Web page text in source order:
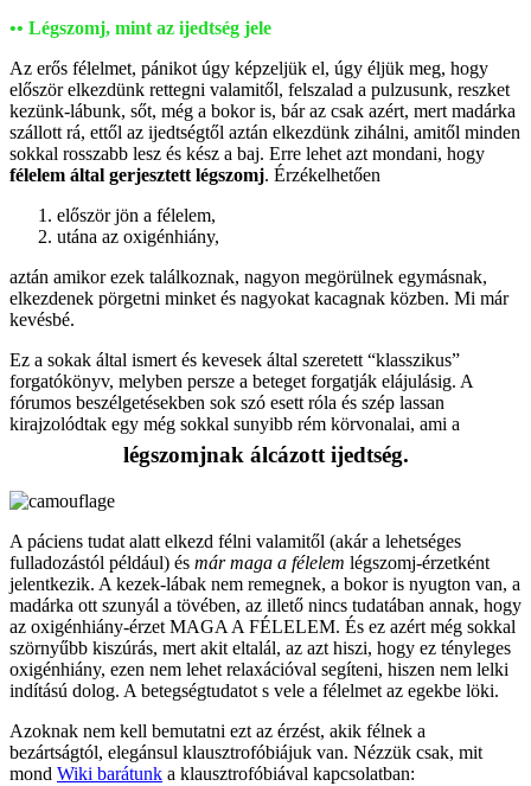
•• Légszomj, mint az ijedtség jele
Az erős félelmet, pánikot úgy képzeljük el, úgy éljük meg, hogy
először elkezdünk rettegni valamitől, felszalad a pulzusunk, reszket
kezünk-lábunk, sőt, még a bokor is, bár az csak azért, mert madárka
szállott rá, ettől az ijedtségtől aztán elkezdünk zihálni, amitől minden
sokkal rosszabb lesz és kész a baj. Erre lehet azt mondani, hogy
félelem által gerjesztett légszomj. Érzékelhetően
először jön a félelem,
utána az oxigénhiány,
aztán amikor ezek találkoznak, nagyon megörülnek egymásnak,
elkezdenek pörgetni minket és nagyokat kacagnak közben. Mi már
kevésbé.
Ez a sokak által ismert és kevesek által szeretett “klasszikus”
forgatókönyv, melyben persze a beteget forgatják elájulásig. A
fórumos beszélgetésekben sok szó esett róla és szép lassan
kirajzolódtak egy még sokkal sunyibb rém körvonalai, ami a
légszomjnak álcázott ijedtség.
A páciens tudat alatt elkezd félni valamitől (akár a lehetséges
fulladozástól például) és már maga a félelem légszomj-érzetként
jelentkezik. A kezek-lábak nem remegnek, a bokor is nyugton van, a
madárka ott szunyál a tövében, az illető nincs tudatában annak, hogy
az oxigénhiány-érzet MAGA A FÉLELEM. És ez azért még sokkal
szörnyűbb kiszúrás, mert akit eltalál, az azt hiszi, hogy ez tényleges
oxigénhiány, ezen nem lehet relaxációval segíteni, hiszen nem lelki
indítású dolog. A betegségtudatot s vele a félelmet az egekbe löki.
Azoknak nem kell bemutatni ezt az érzést, akik félnek a
bezártságtól, elegánsul klausztrofóbiájuk van. Nézzük csak, mit
mond Wiki barátunk a klausztrofóbiával kapcsolatban: